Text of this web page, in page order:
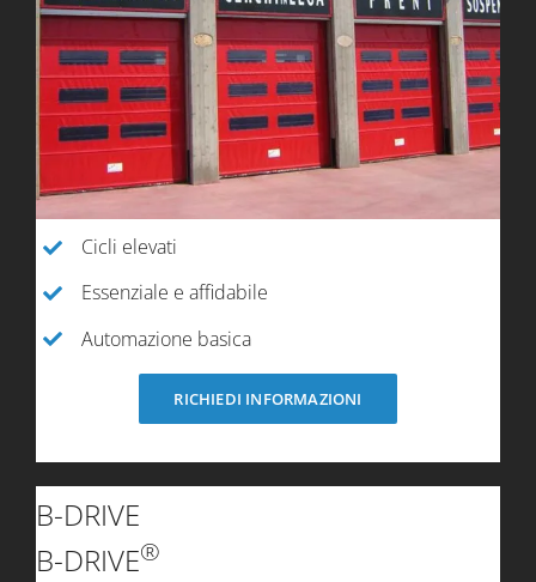
Cicli elevati
Essenziale e affidabile
Automazione basica
RICHIEDI INFORMAZIONI
B-DRIVE
B-DRIVE®